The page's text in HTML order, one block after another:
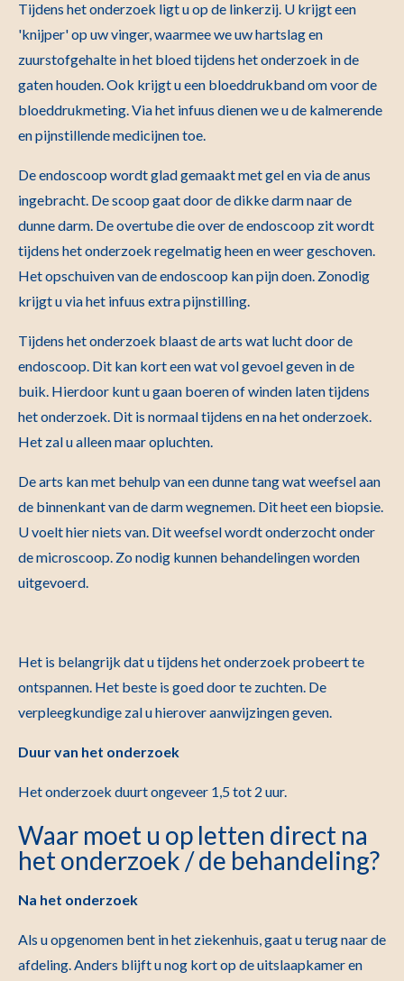
Tijdens het onderzoek ligt u op de linkerzij. U krijgt een
'knijper' op uw vinger, waarmee we uw hartslag en
zuurstofgehalte in het bloed tijdens het onderzoek in de
gaten houden. Ook krijgt u een bloeddrukband om voor de
bloeddrukmeting. Via het infuus dienen we u de kalmerende
en pijnstillende medicijnen toe.
De endoscoop wordt glad gemaakt met gel en via de anus
ingebracht. De scoop gaat door de dikke darm naar de
dunne darm. De overtube die over de endoscoop zit wordt
tijdens het onderzoek regelmatig heen en weer geschoven.
Het opschuiven van de endoscoop kan pijn doen. Zonodig
krijgt u via het infuus extra pijnstilling.
Tijdens het onderzoek blaast de arts wat lucht door de
endoscoop. Dit kan kort een wat vol gevoel geven in de
buik. Hierdoor kunt u gaan boeren of winden laten tijdens
het onderzoek. Dit is normaal tijdens en na het onderzoek.
Het zal u alleen maar opluchten.
De arts kan met behulp van een dunne tang wat weefsel aan
de binnenkant van de darm wegnemen. Dit heet een biopsie.
U voelt hier niets van. Dit weefsel wordt onderzocht onder
de microscoop. Zo nodig kunnen behandelingen worden
uitgevoerd.
Het is belangrijk dat u tijdens het onderzoek probeert te
ontspannen. Het beste is goed door te zuchten. De
verpleegkundige zal u hierover aanwijzingen geven.
Duur van het onderzoek
Het onderzoek duurt ongeveer 1,5 tot 2 uur.
Waar moet u op letten direct na
het onderzoek / de behandeling?
Na het onderzoek
Als u opgenomen bent in het ziekenhuis, gaat u terug naar de
afdeling. Anders blijft u nog kort op de uitslaapkamer en